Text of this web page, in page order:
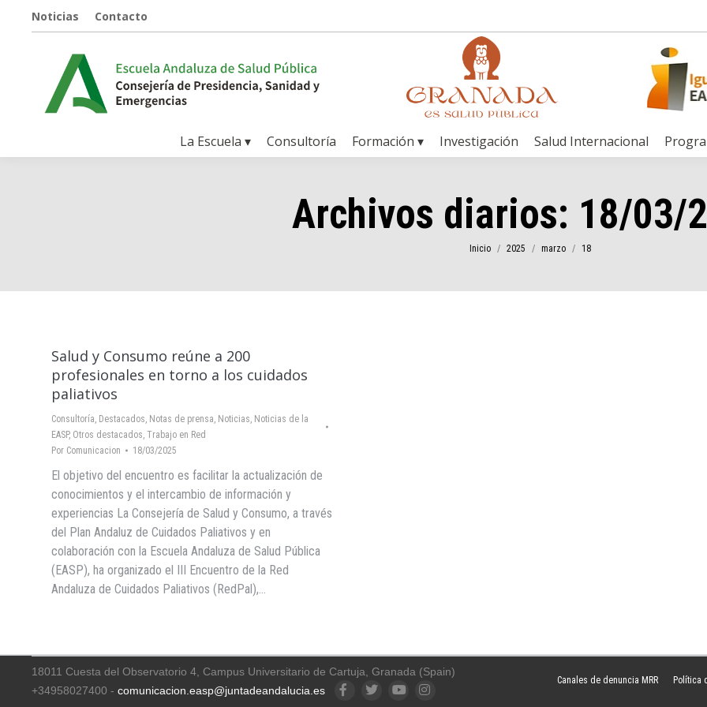
Noticias Contacto
La Escuela ▾ Consultoría Formación ▾ Investigación Salud Internacional
Archivos diarios: 18/03/
Estás aquí:
Inicio 2025 marzo 18
Salud y Consumo reúne a 200
profesionales en torno a los cuidados
paliativos
Consultoría, Destacados, Notas de prensa, Noticias, Noticias de la
EASP, Otros destacados, Trabajo en Red
Por Comunicacion 18/03/2025
El objetivo del encuentro es facilitar la actualización de
conocimientos y el intercambio de información y
experiencias La Consejería de Salud y Consumo, a través
del Plan Andaluz de Cuidados Paliativos y en
colaboración con la Escuela Andaluza de Salud Pública
(EASP), ha organizado el III Encuentro de la Red
Andaluza de Cuidados Paliativos (RedPal),…
18011 Cuesta del Observatorio 4, Campus Universitario de Cartuja, Granada (Spain)
+34958027400 - comunicacion.easp@juntadeandalucia.esFacebookTwitterYouTubeInstagram
Canales de denuncia MRR Política